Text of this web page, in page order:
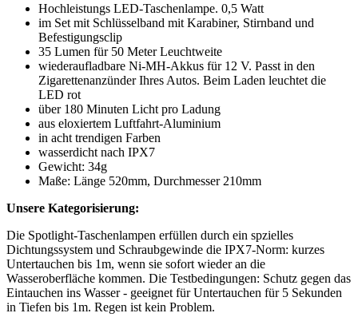
Hochleistungs LED-Taschenlampe. 0,5 Watt
im Set mit Schlüsselband mit Karabiner, Stirnband und
Befestigungsclip
35 Lumen für 50 Meter Leuchtweite
wiederaufladbare Ni-MH-Akkus für 12 V. Passt in den
Zigarettenanzünder Ihres Autos. Beim Laden leuchtet die
LED rot
über 180 Minuten Licht pro Ladung
aus eloxiertem Luftfahrt-Aluminium
in acht trendigen Farben
wasserdicht nach IPX7
Gewicht: 34g
Maße: Länge 520mm, Durchmesser 210mm
Unsere Kategorisierung:
Die Spotlight-Taschenlampen erfüllen durch ein spzielles
Dichtungssystem und Schraubgewinde die IPX7-Norm: kurzes
Untertauchen bis 1m, wenn sie sofort wieder an die
Wasseroberfläche kommen. Die Testbedingungen: Schutz gegen das
Eintauchen ins Wasser - geeignet für Untertauchen für 5 Sekunden
in Tiefen bis 1m. Regen ist kein Problem.